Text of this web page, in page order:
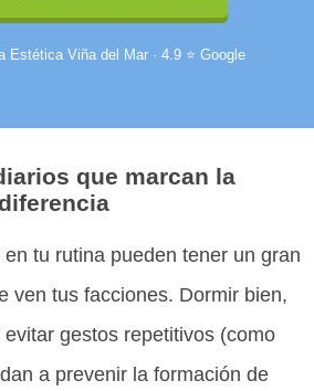
Estética Viña del Mar · 4.9 ⭐ Google
que marcan la
tu rutina pueden tener un gran
ven tus facciones. Dormir bien,
gestos repetitivos (como
a prevenir la formación de